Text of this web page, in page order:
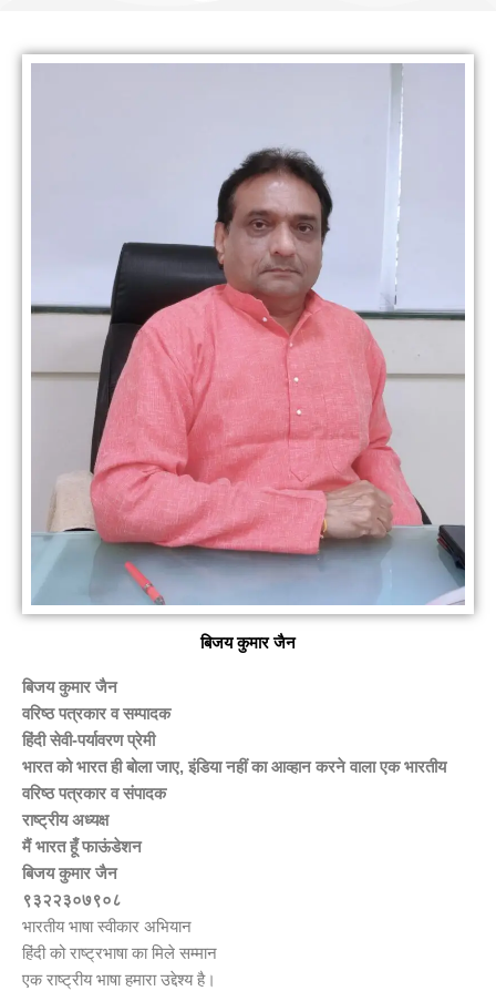
बिजय कुमार जैन
बिजय कुमार जैन
वरिष्ठ पत्रकार व सम्पादक
हिंदी सेवी-पर्यावरण प्रेमी
भारत को भारत ही बोला जाए, इंडिया नहीं का आव्हान करने वाला एक भारतीय
वरिष्ठ पत्रकार व संपादक
राष्ट्रीय अध्यक्ष
मैं भारत हूँ फाऊंडेशन
बिजय कुमार जैन
९३२२३०७९०८
भारतीय भाषा स्वीकार अभियान
हिंदी को राष्ट्रभाषा का मिले सम्मान
एक राष्ट्रीय भाषा हमारा उद्देश्य है।